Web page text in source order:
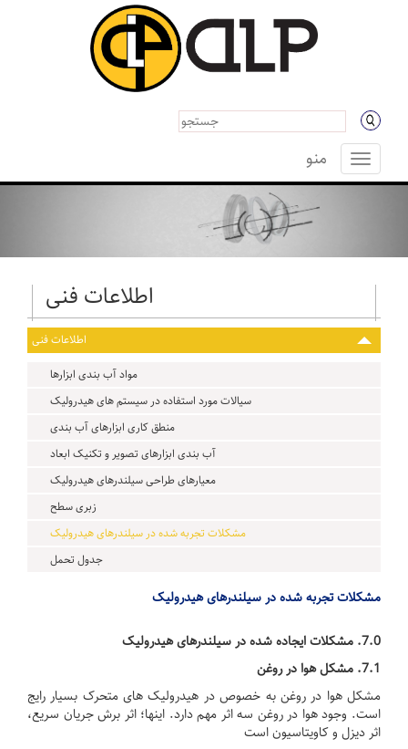
منو منو
اطلاعات فنی
اطلاعات فنی
مواد آب بندی ابزارها
سیالات مورد استفاده در سیستم های هیدرولیک
منطق کاری ابزارهای آب بندی
آب بندی ابزارهای تصویر و تکنیک ابعاد
معیارهای طراحی سیلندرهای هیدرولیک
زبری سطح
مشکلات تجربه شده در سیلندرهای هیدرولیک
جدول تحمل
مشکلات تجربه شده در سیلندرهای هیدرولیک
7.0. مشکلات ایجاده شده در سیلندرهای هیدرولیک
7.1. مشکل هوا در روغن
مشکل هوا در روغن به خصوص در هیدرولیک های متحرک بسیار رایج
است. وجود هوا در روغن سه اثر مهم دارد. اینها؛اثر برش جریان سریع،
اثر دیزل و کاویتاسیون است